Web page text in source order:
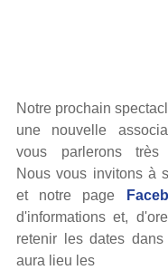
Notre prochain
une nouvelle
vous parlerons très
Nous vous invitons à
et notre page
d'informations et,
retenir les dates dans
aura lieu les